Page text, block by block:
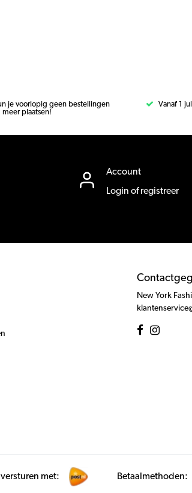
je voorlopig geen bestellingen
meer plaatsen!
Vanaf 1
Account
Login of registreer
New York
met: Betaalmethoden: